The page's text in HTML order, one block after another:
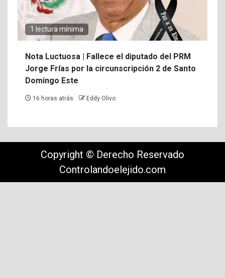
1 lectura mínima
Nota Luctuosa | Fallece el diputado del PRM
Jorge Frías por la circunscripción 2 de Santo
Domingo Este
16 horas atrás Eddy Olivo
Copyright © Derecho Reservado
Controlandoelejido.com